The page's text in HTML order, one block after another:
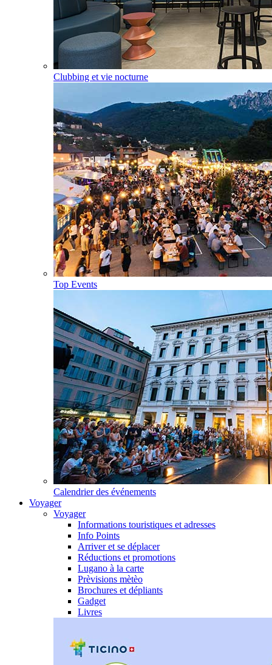
Clubbing et vie nocturne
Top Events
Calendrier des événements
Voyager
Voyager
Informations touristiques et adresses
Info Points
Arriver et se déplacer
Réductions et promotions
Lugano à la carte
Prèvisions mètèo
Brochures et dépliants
Gadget
Livres